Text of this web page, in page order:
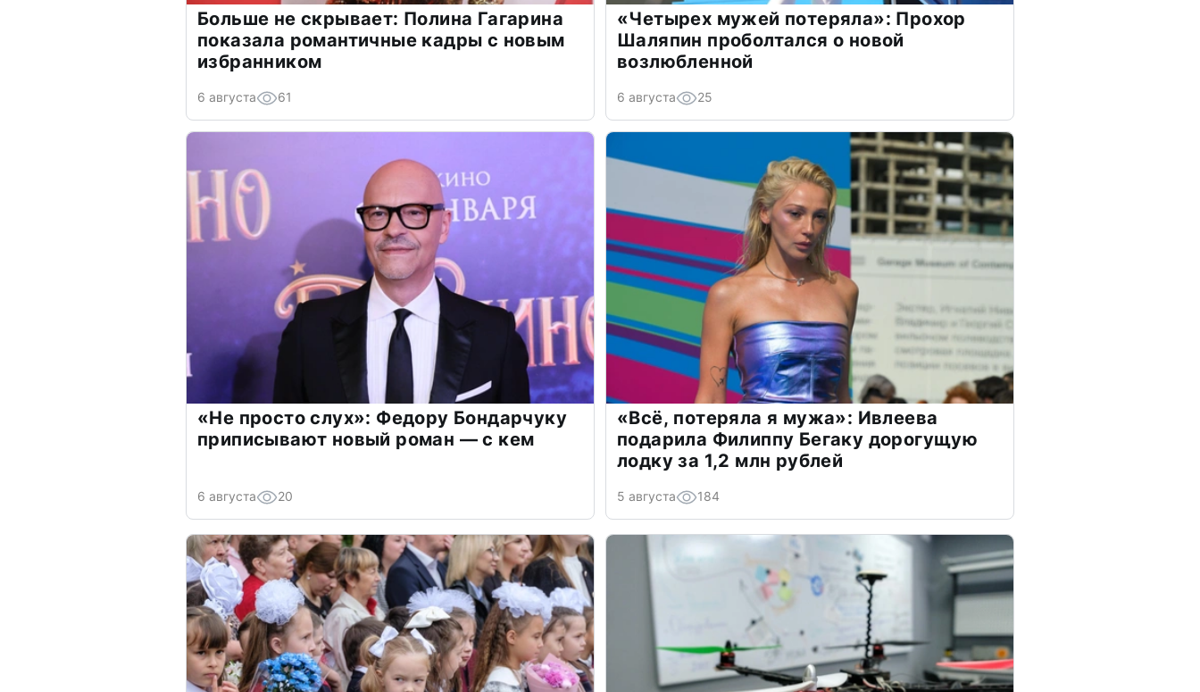
Больше не скрывает: Полина Гагарина
показала романтичные кадры с новым
избранником
6 августа 61
«Четырех мужей потеряла»: Прохор
Шаляпин проболтался о новой
возлюбленной
6 августа 25
«Не просто слух»: Федору Бондарчуку
приписывают новый роман — с кем
6 августа 20
«Всё, потеряла я мужа»: Ивлеева
подарила Филиппу Бегаку дорогущую
лодку за 1,2 млн рублей
5 августа 184